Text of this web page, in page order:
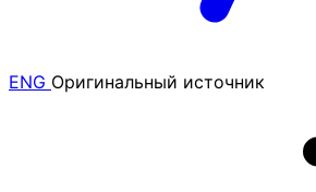
ENG Оригинальный источник